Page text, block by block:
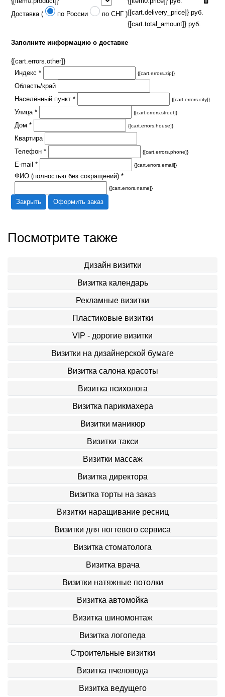
Доставка (
по России по СНГ ){[cart.delivery_price]} руб.
{[cart.total_amount]} руб.
Заполните информацию о доставке
{[cart.errors.other]}
Индекс *
{[cart.errors.zip]}
Область/край
Населённый пункт *
{[cart.errors.city]}
Улица * {[cart.errors.street]}
Дом * {[cart.errors.house]}
Квартира
Телефон *
{[cart.errors.phone]}
E-mail * {[cart.errors.email]}
ФИО (полностью без сокращений) *
{[cart.errors.name]}
Закрыть Оформить заказ
Посмотрите также
Дизайн визитки
Визитка календарь
Рекламные визитки
Пластиковые визитки
VIP - дорогие визитки
Визитки на дизайнерской бумаге
Визитка салона красоты
Визитка психолога
Визитка парикмахера
Визитки маникюр
Визитки такси
Визитки массаж
Визитка директора
Визитка торты на заказ
Визитки наращивание ресниц
Визитки для ногтевого сервиса
Визитка стоматолога
Визитка врача
Визитки натяжные потолки
Визитка автомойка
Визитка шиномонтаж
Визитка логопеда
Строительные визитки
Визитка пчеловода
Визитка ведущего